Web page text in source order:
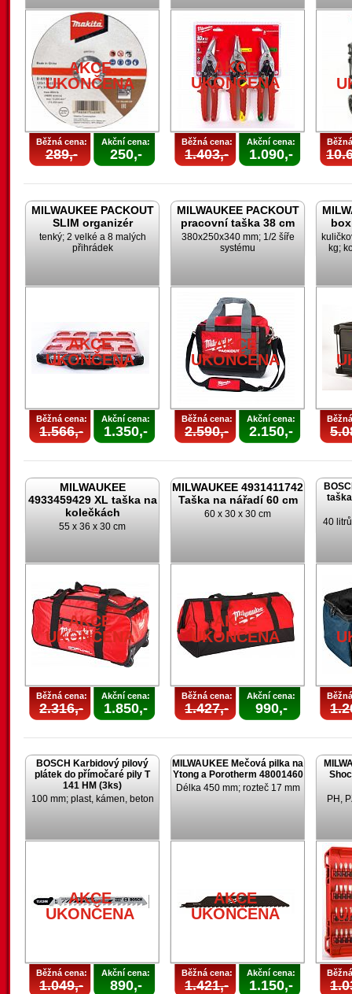
AKCE
UKONČENA
Běžná cena:
289,-
Akční cena:
250,-
AKCE
UKONČENA
Běžná cena:
1.403,-
Akční cena:
1.090,-
MILWAUKEE PACKOUT
SLIM organizér
tenký; 2 velké a 8 malých
přihrádek
AKCE
UKONČENA
Běžná cena:
1.566,-
Akční cena:
1.350,-
MILWAUKEE PACKOUT
pracovní taška 38 cm
380x250x340 mm; 1/2 šíře
systému
AKCE
UKONČENA
Běžná cena:
2.590,-
Akční cena:
2.150,-
kg;
MILWAUKEE
4933459429 XL taška na
kolečkách
55 x 36 x 30 cm
AKCE
UKONČENA
Běžná cena:
2.316,-
Akční cena:
1.850,-
MILWAUKEE 4931411742
Taška na nářadí 60 cm
60 x 30 x 30 cm
AKCE
UKONČENA
Běžná cena:
1.427,-
Akční cena:
990,-
40
BOSCH Karbidový pilový
plátek do přímočaré pily T
141 HM (3ks)
100 mm; plast, kámen, beton
AKCE
UKONČENA
Běžná cena:
1.049,-
Akční cena:
890,-
MILWAUKEE Mečová pilka na
Ytong a Porotherm 48001460
Délka 450 mm; rozteč 17 mm
AKCE
UKONČENA
Běžná cena:
1.421,-
Akční cena:
1.150,-
PH,